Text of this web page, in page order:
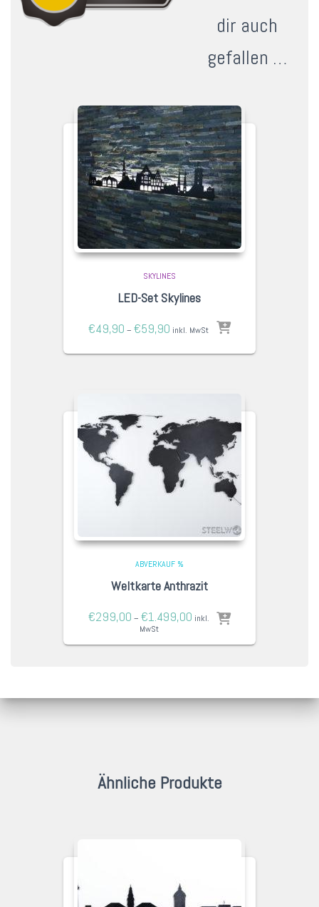
dir auch
gefallen …
SKYLINES
LED-Set Skylines
€49,90 – €59,90 inkl. MwSt
ABVERKAUF %
Weltkarte Anthrazit
€299,00 – €1.499,00 inkl.
MwSt
Ähnliche Produkte